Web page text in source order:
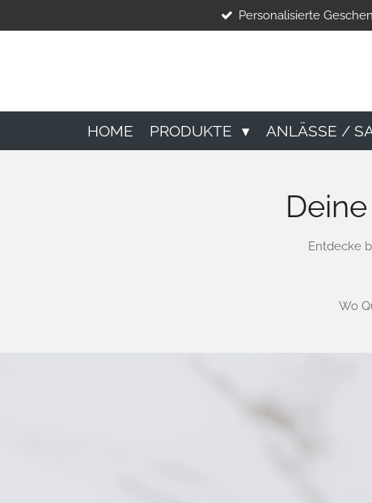
Hauptinhalt
Personalisierte
HOME PRODUKTE ANLÄSSE /
Entdecke
Wo